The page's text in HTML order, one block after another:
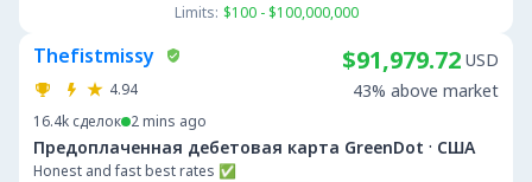
Limits: $100 - $100,000,000
Thefistmissy
4.94
16.4k сделок 2 mins ago
Предоплаченная дебетовая карта GreenDot · США
Honest and fast best rates ✅
$91,979.72 USD
43% above market